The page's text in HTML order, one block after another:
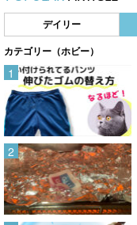
デイリー
カテゴリー（ホビー）